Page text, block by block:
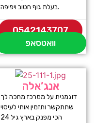
בעלת גוף חטוב ויפיפה.
0542143707
וואטסאפ
אנג’אלה
דוגמנית על ממרכז מחכה לך
שתתקשר ותזמין אותי לעיסוי
הכי מפנק בארץ גיל 24